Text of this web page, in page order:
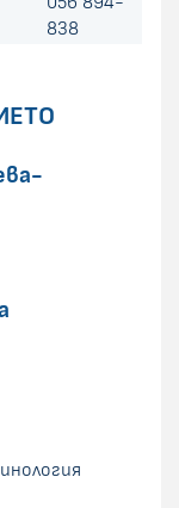
838